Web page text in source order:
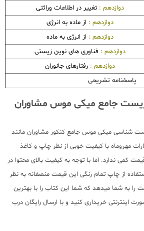
دوازدهم :تغییر در اطلاعات وراثتی
دوازدهم : از ماده به انرژی
دوازدهم : از انرژی به ماده
دوازدهم : فناوری های نوین زیستی
دوازدهم : رفتارهای جانوران
پاسخنامه تشریحی
جامع میکی موس مشاوران
شناسی میکی موس جامع کنکور مشاوران مانند
مهروماه با کیفیت خوبی از نظر چاپ و کاغذ
کمی ندارد. اما با توجه به کیفیت بالای محتوا در
از چاپ تمام رنگی این قیمت منصفانه به نظر
به شما میدهد که شما این کتاب را با بهترین
اینترنتی خریداری کنید و با ارسال رایگان درب